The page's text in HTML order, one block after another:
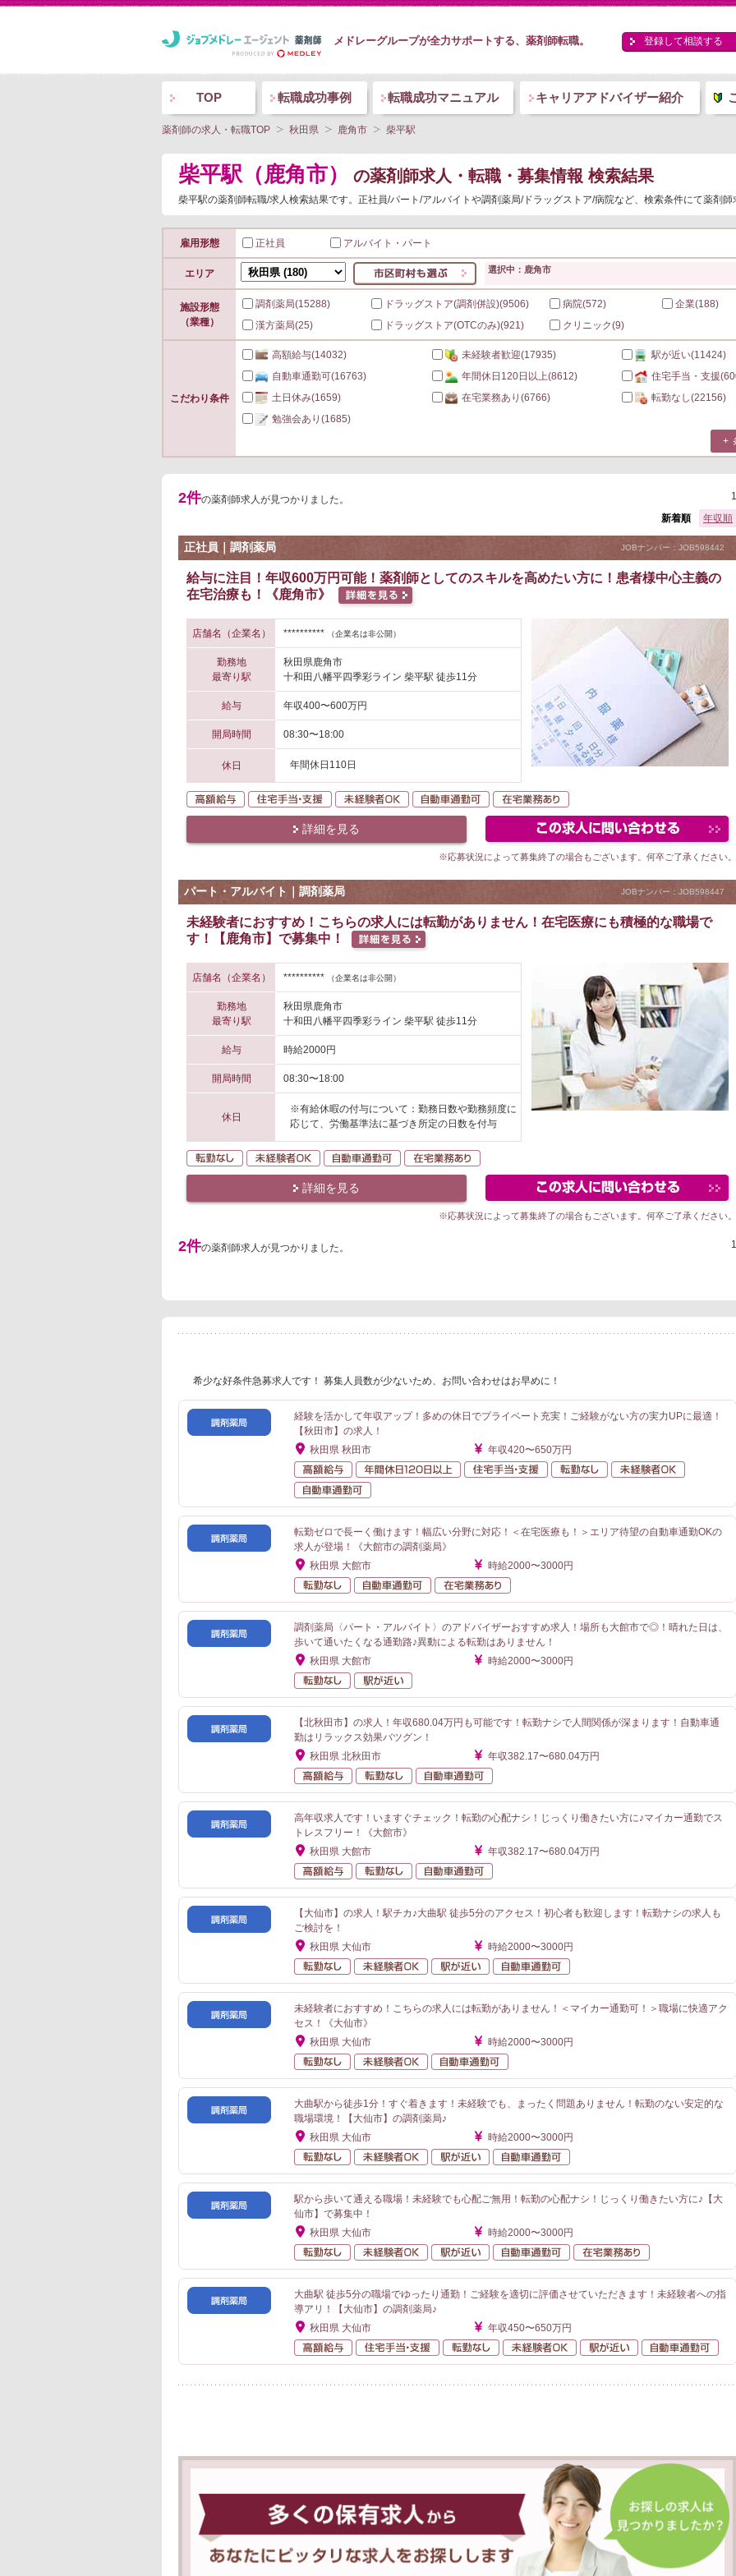
メドレーグループが全力サポートする、薬剤師転職。 登録して相談する
TOP 転職成功事例 転職成功マニュアル キャリアアドバイザー紹介
薬剤師の求人・転職TOP 秋田県 鹿角市 柴平駅
柴平駅（鹿角市） の薬剤師求人・転職・募集情報 検索結果
柴平駅の薬剤師転職/求人検索結果です。正社員/パート/アルバイトや調剤薬局/ドラッグストア/病院など、検索条件にて薬剤師
雇用形態 正社員 アルバイト・パート
エリア 選択中：鹿角市
施設形態
（業種）
調剤薬局(15288) ドラッグストア(調剤併設)(9506) 病院(572) 企業(188)
漢方薬局(25) ドラッグストア(OTCのみ)(921) クリニック(9)
こだわり条件
高額給与(14032) 未経験者歓迎(17935) 駅が近い(11424)
自動車通勤可(16763) 年間休日120日以上(8612) 住宅手当・支援
土日休み(1659) 在宅業務あり (6766) 転勤なし(22156)
勉強会あり (1685)
2件の薬剤師求人が見つかりました。
1
年収順
新着順
正社員｜調剤薬局 JOBナンバー：JOB598442
給与に注目！年収600万円可能！薬剤師としてのスキルを高めたい方に！患者様中心主義の
在宅治療も！《鹿角市》
店舗名（企業名） ********** （企業名は非公開）
勤務地
最寄り駅
秋田県鹿角市
十和田八幡平四季彩ライン 柴平駅 徒歩11分
給与 年収400〜600万円
開局時間 08:30〜18:00
休日 年間休日110日
高額給与 住宅手当・支援 未経験者OK 自動車通勤可
詳細を見る
※応募状況によって募集終了の場合もございます。何卒ご了承ください。
パート・アルバイト｜調剤薬局 JOBナンバー：JOB598447
未経験者におすすめ！こちらの求人には転勤がありません！在宅医療にも積極的な職場で
す！【鹿角市】で募集中！
店舗名（企業名） ********** （企業名は非公開）
勤務地
最寄り駅
秋田県鹿角市
十和田八幡平四季彩ライン 柴平駅 徒歩11分
給与 時給2000円
開局時間 08:30〜18:00
休日
※有給休暇の付与について：勤務日数や勤務頻度に
応じて、労働基準法に基づき所定の日数を付与
転勤なし 未経験者OK 自動車通勤可
詳細を見る
※応募状況によって募集終了の場合もございます。何卒ご了承ください。
2件の薬剤師求人が見つかりました。 1
希少な好条件急募求人です！ 募集人員数が少ないため、お問い合わせはお早めに！
経験を活かして年収アップ！多めの休日でプライベート充実！ご経験がない方の実力UPに最適！
【秋田市】の求人！
秋田県 秋田市
年収420〜650万円
高額給与
年間休日120日以上 住宅手当・支援 転勤なし
転勤ゼロで長ーく働けます！幅広い分野に対応！＜在宅医療も！＞エリア待望の自動車通勤OKの
求人が登場！《大館市の調剤薬局》
秋田県 大館市
時給2000〜3000円
転勤なし
自動車通勤可
調剤薬局〈パート・アルバイト〉のアドバイザーおすすめ求人！場所も大館市で◎！晴れた日は、
歩いて通いたくなる通勤路♪異動による転勤はありません！
秋田県 大館市
時給2000〜3000円
転勤なし
【北秋田市】の求人！年収680.04万円も可能です！転勤ナシで人間関係が深まります！自動車通
勤はリラックス効果バツグン！
秋田県 北秋田市
年収382.17〜680.04万円
高額給与
転勤なし
高年収求人です！いますぐチェック！転勤の心配ナシ！じっくり働きたい方に♪マイカー通勤でス
トレスフリー！《大館市》
秋田県 大館市
年収382.17〜680.04万円
高額給与
転勤なし
【大仙市】の求人！駅チカ♪大曲駅 徒歩5分のアクセス！初心者も歓迎します！転勤ナシの求人も
ご検討を！
秋田県 大仙市
時給2000〜3000円
転勤なし
未経験者OK 駅が近い
未経験者におすすめ！こちらの求人には転勤がありません！＜マイカー通勤可！＞職場に快適アク
セス！《大仙市》
秋田県 大仙市
時給2000〜3000円
転勤なし
未経験者OK
大曲駅から徒歩1分！すぐ着きます！未経験でも、まったく問題ありません！転勤のない安定的な
職場環境！【大仙市】の調剤薬局♪
秋田県 大仙市
時給2000〜3000円
転勤なし
未経験者OK 駅が近い
駅から歩いて通える職場！未経験でも心配ご無用！転勤の心配ナシ！じっくり働きたい方に♪【大
仙市】で募集中！
秋田県 大仙市
時給2000〜3000円
転勤なし
未経験者OK 駅が近い 自動車通勤可
大曲駅 徒歩5分の職場でゆったり通勤！ご経験を適切に評価させていただきます！未経験者への指
導アリ！【大仙市】の調剤薬局♪
秋田県 大仙市
年収450〜650万円
高額給与
住宅手当・支援 転勤なし 未経験者OK 駅が近い